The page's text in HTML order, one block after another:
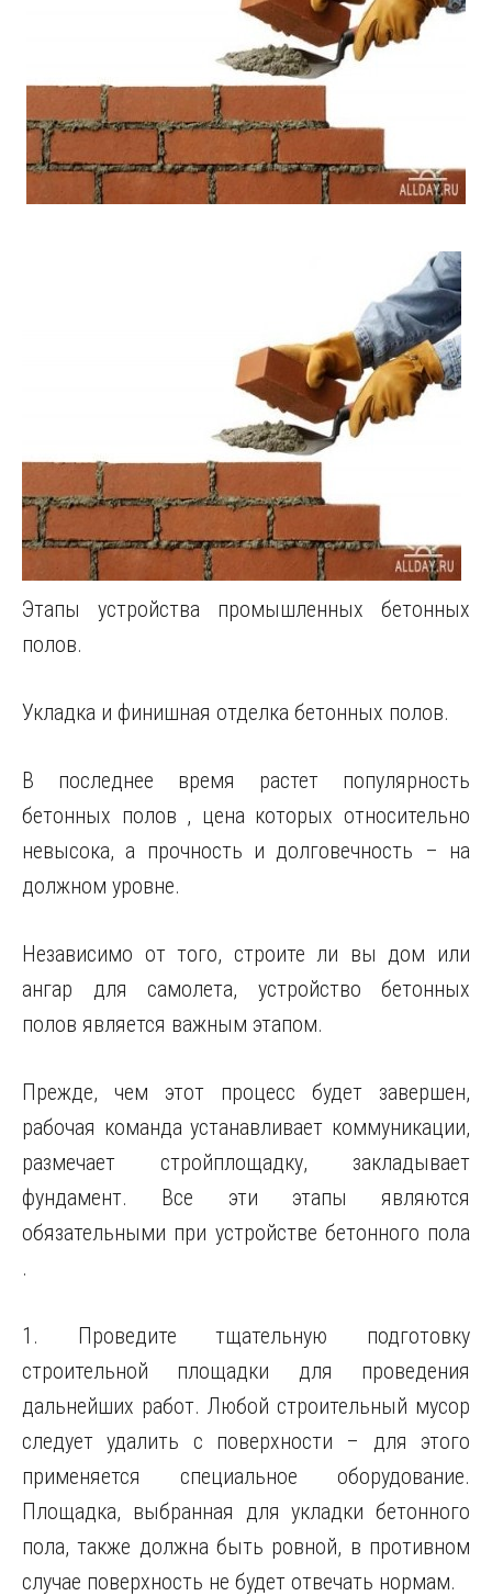
Этапы устройства промышленных бетонных
полов.
Укладка и финишная отделка бетонных полов.
В последнее время растет популярность
бетонных полов , цена которых относительно
невысока, а прочность и долговечность – на
должном уровне.
Независимо от того, строите ли вы дом или
ангар для самолета, устройство бетонных
полов является важным этапом.
Прежде, чем этот процесс будет завершен,
рабочая команда устанавливает коммуникации,
размечает стройплощадку, закладывает
фундамент. Все эти этапы являются
обязательными при устройстве бетонного пола
.
1. Проведите тщательную подготовку
строительной площадки для проведения
дальнейших работ. Любой строительный мусор
следует удалить с поверхности – для этого
применяется специальное оборудование.
Площадка, выбранная для укладки бетонного
пола, также должна быть ровной, в противном
случае поверхность не будет отвечать нормам.